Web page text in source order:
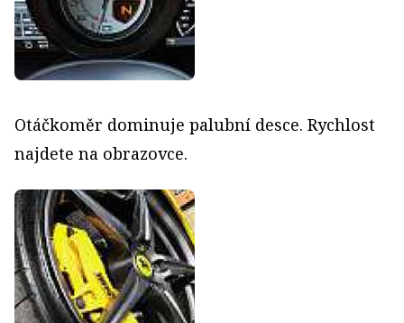
Otáčkoměr dominuje palubní desce. Rychlost
najdete na obrazovce.